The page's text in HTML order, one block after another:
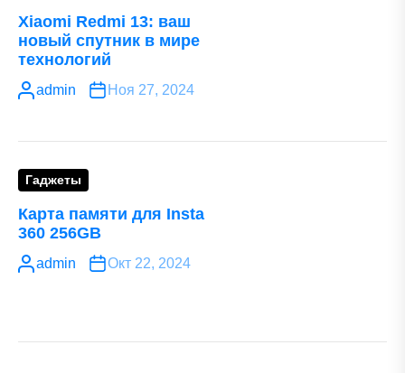
Xiaomi Redmi 13: ваш
новый спутник в мире
технологий
admin Ноя 27, 2024
Гаджеты
Карта памяти для Insta
360 256GB
admin Окт 22, 2024